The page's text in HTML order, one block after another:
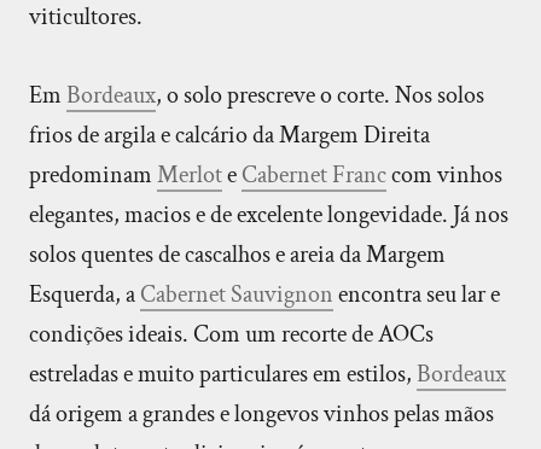
viticultores.
Em Bordeaux, o solo prescreve o corte. Nos solos
frios de argila e calcário da Margem Direita
predominamMerloteCabernet Franccom vinhos
elegantes, macios e de excelente longevidade. Já nos
solos quentes de cascalhos e areia da Margem
Esquerda, aCabernet Sauvignonencontra seu lar e
condições ideais. Com um recorte de AOCs
estreladas e muito particulares em estilos, Bordeaux
dá origem a grandes e longevos vinhos pelas mãos